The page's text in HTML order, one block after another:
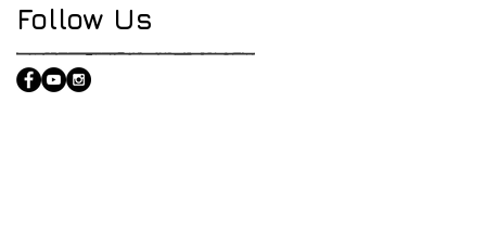
Follow Us